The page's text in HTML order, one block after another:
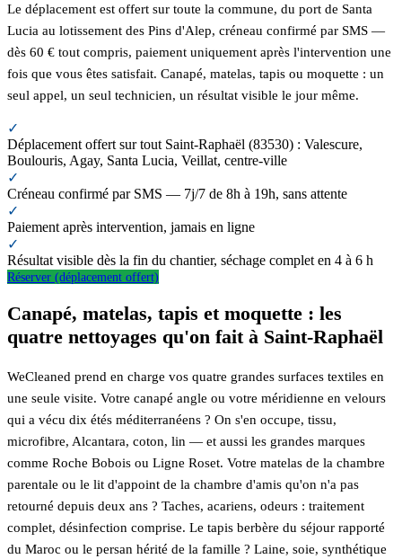
Le déplacement est offert sur toute la commune, du port de Santa
Lucia au lotissement des Pins d'Alep, créneau confirmé par SMS —
dès 60 € tout compris, paiement uniquement après l'intervention une
fois que vous êtes satisfait. Canapé, matelas, tapis ou moquette : un
seul appel, un seul technicien, un résultat visible le jour même.
✓
Déplacement offert sur tout Saint-Raphaël (83530) : Valescure,
Boulouris, Agay, Santa Lucia, Veillat, centre-ville
✓
Créneau confirmé par SMS — 7j/7 de 8h à 19h, sans attente
✓
Paiement après intervention, jamais en ligne
✓
Résultat visible dès la fin du chantier, séchage complet en 4 à 6 h
Réserver (déplacement offert)
Canapé, matelas, tapis et moquette : les
quatre nettoyages qu'on fait à Saint-Raphaël
WeCleaned prend en charge vos quatre grandes surfaces textiles en
une seule visite. Votre canapé angle ou votre méridienne en velours
qui a vécu dix étés méditerranéens ? On s'en occupe, tissu,
microfibre, Alcantara, coton, lin — et aussi les grandes marques
comme Roche Bobois ou Ligne Roset. Votre matelas de la chambre
parentale ou le lit d'appoint de la chambre d'amis qu'on n'a pas
retourné depuis deux ans ? Taches, acariens, odeurs : traitement
complet, désinfection comprise. Le tapis berbère du séjour rapporté
du Maroc ou le persan hérité de la famille ? Laine, soie, synthétique